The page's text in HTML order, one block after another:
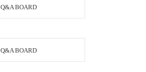
Q&A BOARD
Q&A BOARD